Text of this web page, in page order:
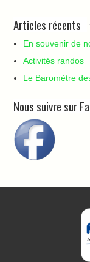
Articles récents
En souvenir de
Activités randos
Le Baromètre
Nous suivre sur